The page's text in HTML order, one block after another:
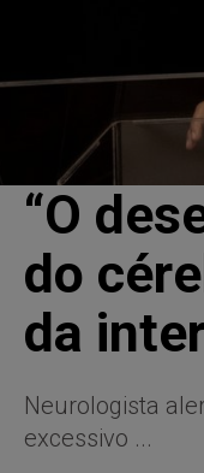
“O
do
da
Neurologista
excessivo ...